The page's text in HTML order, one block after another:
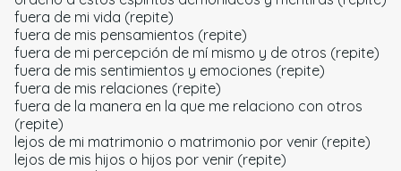
fuera de mi vida (repite)
fuera de mis pensamientos (repite)
fuera de mi percepción de mí mismo y de otros (repite)
fuera de mis sentimientos y emociones (repite)
fuera de mis relaciones (repite)
fuera de la manera en la que me relaciono con otros
(repite)
lejos de mi matrimonio o matrimonio por venir (repite)
lejos de mis hijos o hijos por venir (repite)